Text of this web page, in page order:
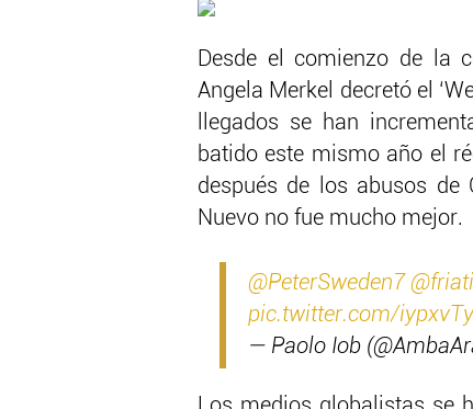
Desde el comienzo de la
Angela Merkel decretó el
llegados se han
batido este mismo año el
después de los abusos de
Nuevo no fue mucho mejor.
@PeterSweden7
pic.twitter.com/
— Paolo Iob